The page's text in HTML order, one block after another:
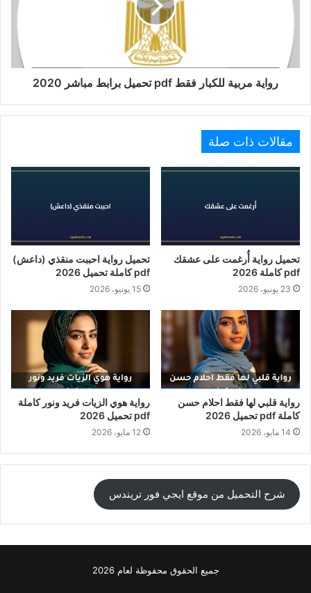
رواية مربية للكبار فقط pdf تحميل برابط مباشر 2020
مقالات ذات صلة
تحميل رواية أُرغمت على عشقك
pdf كاملة 2026
23 يونيو، 2026
تحميل رواية احببت منقذي (داعش)
pdf كاملة تحميل 2026
15 يونيو، 2026
رواية قلبي لها فقط احلام حسن
كاملة pdf تحميل 2026
14 مايو، 2026
رواية هوي الزيات فريد ونور كاملة
pdf تحميل 2026
12 مايو، 2026
شرح التحميل من موقع ايجي فور تريندس
جميع الحقوق محفوظة لعام 2026